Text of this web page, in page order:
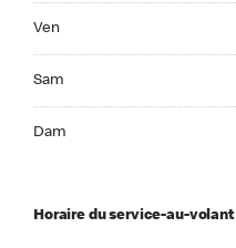
Ven
Sam
Dam
Horaire du service-au-volant